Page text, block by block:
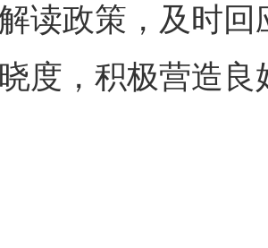
读政策，及时
度，积极营造良